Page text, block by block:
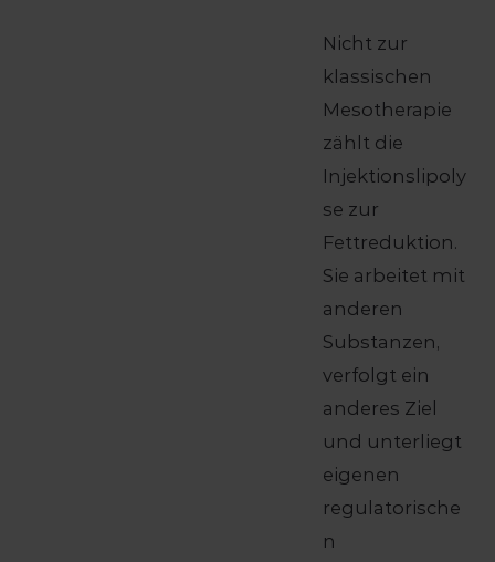
Nicht zur
klassischen
Mesotherapie
zählt die
Injektionslipoly
se zur
Fettreduktion.
Sie arbeitet mit
anderen
Substanzen,
verfolgt ein
anderes Ziel
und unterliegt
eigenen
regulatorische
n